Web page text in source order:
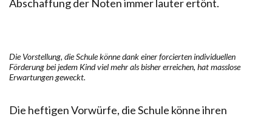
Abschaffung der Noten immer lauter ertönt.
Die Vorstellung, die Schule könne dank einer forcierten individuellen
Förderung bei jedem Kind viel mehr als bisher erreichen, hat masslose
Erwartungen geweckt.
Die heftigen Vorwürfe, die Schule könne ihren